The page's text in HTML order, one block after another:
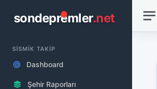
sondepremler.net
SİSMİK TAKİP
Dashboard
Şehir Raporları